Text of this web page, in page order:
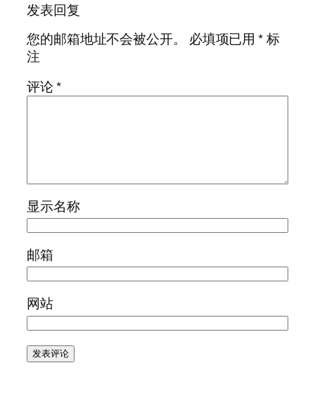
发表回复
您的邮箱地址不会被公开。
必填项已用*标
注
评论*
显示名称
邮箱
网站